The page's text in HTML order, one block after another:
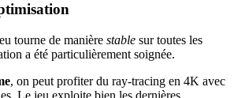
tourne de manière stable sur toutes les
a été particulièrement soignée.
, on peut profiter du ray-tracing en 4K avec